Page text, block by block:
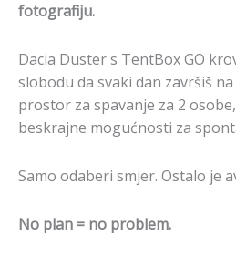
fotografiju.
Dacia Duster s TentBox GO
slobodu da svaki dan završiš
prostor za spavanje za 2
beskrajne mogućnosti za
Samo odaberi smjer. Ostalo je
No plan = no problem.